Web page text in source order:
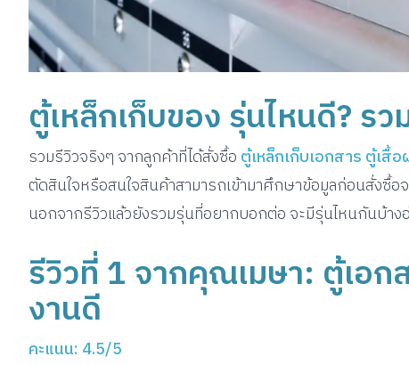
ตู้เหล็กเก็บของ รุ่นไหนดี? ร
รวมรีวิวจริงๆ จากลูกค้าที่ได้สั่งซื้อ ตู้เหล็กเก็บเอกสาร ตู้เสื้อ
ตัดสินใจหรือสนใจสินค้าสามารถเข้ามาศึกษาข้อมูลก่อนสั่งซื้
นอกจากรีวิวแล้วยังรวมรุ่นที่อยากบอกต่อ จะมีรุ่นไหนกันบ้าง
รีวิวที่ 1 จากคุณเมษา: ตู้เอก
งานดี
คะแนน: 4.5/5